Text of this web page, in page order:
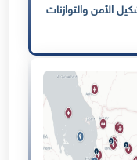
الأمن والتوازنات